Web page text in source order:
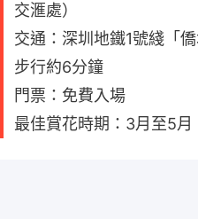
交滙處）
交通：深圳地鐵1號綫「
步行約6分鐘
門票：免費入場
最佳賞花時期：3月至5月